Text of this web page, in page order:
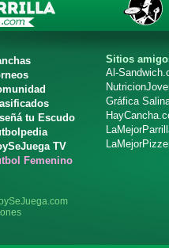
tu Escudo
TV
Femenino
Sitios
Al-
Gráfica